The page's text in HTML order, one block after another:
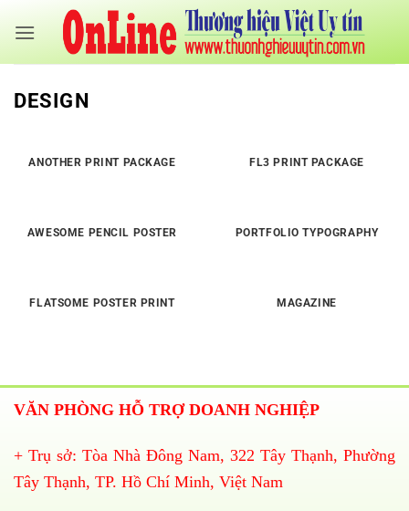
qua
DESIGN
ANOTHER PRINT PACKAGE FL3 PRINT PACKAGE
AWESOME PENCIL POSTER PORTFOLIO TYPOGRAPHY
FLATSOME POSTER PRINT MAGAZINE
VĂN PHÒNG HỖ TRỢ DOANH NGHIỆP
+ Trụ sở: Tòa Nhà Đông Nam, 322 Tây Thạnh, Phường
Tây Thạnh, TP. Hồ Chí Minh, Việt Nam